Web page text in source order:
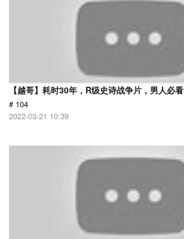
【越哥】耗时30年，R级史诗战争片，男人必
# 104
2022-03-21 10:39